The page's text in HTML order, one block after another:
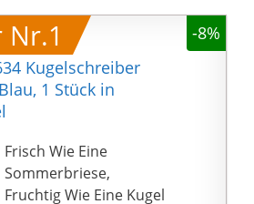
Nr.1
-8%
Kugelschreiber
1 Stück in
Frisch Wie Eine
Sommerbriese,
Fruchtig Wie Eine Kugel